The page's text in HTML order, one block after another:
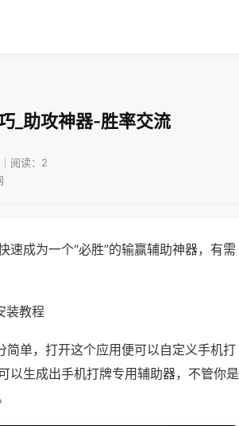
_助攻神器-胜率交流
阅读：2
成为一个“必胜”的输赢辅助神器，有需
装教程
简单，打开这个应用便可以自定义手机打
以生成出手机打牌专用辅助器，不管你是